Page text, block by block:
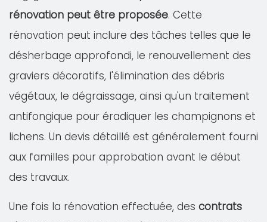
rénovation peut être proposée. Cette
rénovation peut inclure des tâches telles que le
désherbage approfondi, le renouvellement des
graviers décoratifs, l'élimination des débris
végétaux, le dégraissage, ainsi qu'un traitement
antifongique pour éradiquer les champignons et
lichens. Un devis détaillé est généralement fourni
aux familles pour approbation avant le début
des travaux.
Une fois la rénovation effectuée, des contrats